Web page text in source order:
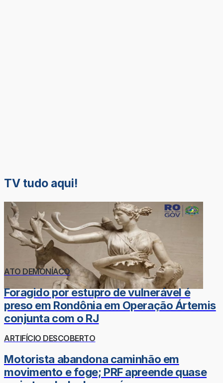
TV tudo aqui!
ATO DEMONÍACO
Foragido por estupro de vulnerável é
preso em Rondônia em Operação Ártemis
conjunta com o RJ
ARTIFÍCIO DESCOBERTO
Motorista abandona caminhão em
movimento e foge; PRF apreende quase